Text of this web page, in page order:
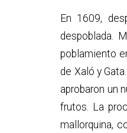
En 1609,
despoblada.
poblamiento
de Xaló y
aprobaron un
frutos. La
mallorquina,